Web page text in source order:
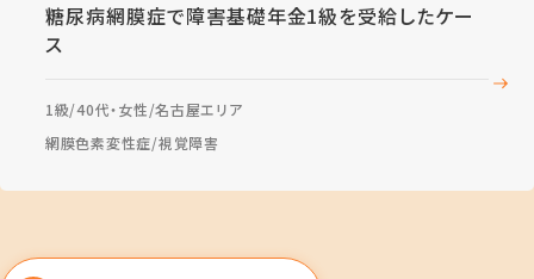
糖尿病網膜症で障害基礎年金1級を受給したケー
ス
1級 40代・女性 名古屋エリア
網膜色素変性症 視覚障害